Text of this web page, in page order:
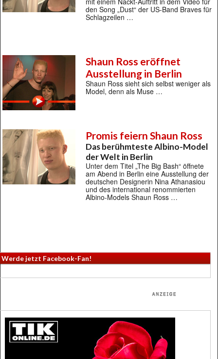
den Song „Dust“ der US-Band Braves für
Schlagzeilen …
Shaun Ross eröffnet
Ausstellung in Berlin
Shaun Ross sieht sich selbst weniger als
Model, denn als Muse …
Promis feiern Shaun Ross
Das berühmteste Albino-Model
der Welt in Berlin
Unter dem Titel „The Big Bash“ öffnete
am Abend in Berlin eine Ausstellung der
deutschen Designerin Nina Athanasiou
und des international renommierten
Albino-Models Shaun Ross …
Werde jetzt Facebook-Fan!